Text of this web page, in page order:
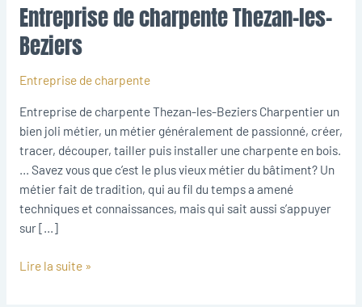
Entreprise de charpente Thezan-les-
Beziers
Entreprise de charpente
Entreprise de charpente Thezan-les-Beziers Charpentier un
bien joli métier, un métier généralement de passionné, créer,
tracer, découper, tailler puis installer une charpente en bois.
… Savez vous que c’est le plus vieux métier du bâtiment? Un
métier fait de tradition, qui au fil du temps a amené
techniques et connaissances, mais qui sait aussi s’appuyer
sur […]
Entreprise
de
charpente
les-
Beziers
Lire la suite »